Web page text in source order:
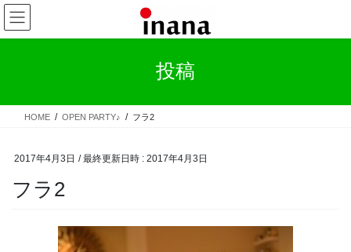
コ
ン
テ
ス
ナ
ビ
ゲ
ン
投稿
HOME OPEN PARTY♪ フラ2
2017年4月3日 / 最終更新日時 : 2017年4月3日
フラ2